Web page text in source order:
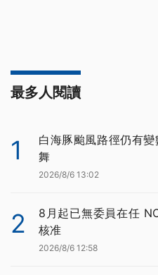
最多人閱讀
1
白海豚颱風路徑仍有
舞
2026/8/6 13:02
2
8月起已無委員在任
核准
2026/8/6 12:58